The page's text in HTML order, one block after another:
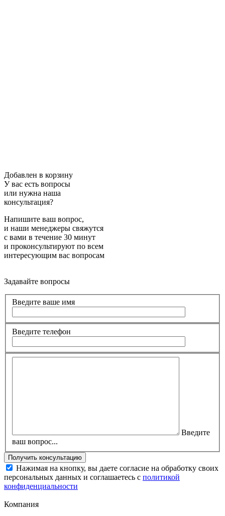
Добавлен в корзину
У вас есть вопросы
или нужна наша
консультация?
Напишите ваш вопрос,
и наши менеджеры свяжутся
с вами в течение 30 минут
и проконсультируют по всем
интересующим вас вопросам
Задавайте вопросы
Введите ваше имя
Введите телефон
Введите
ваш вопрос...
Нажимая на кнопку, вы даете согласие на обработку своих
персональных данных и соглашаетесь с политикой
конфиденциальности
Компания